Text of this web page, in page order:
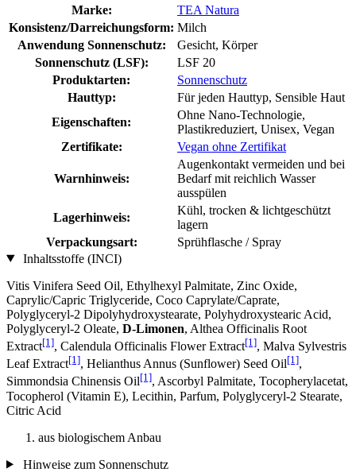
Marke:
TEA Natura
Konsistenz/Darreichungsform: Milch
Anwendung Sonnenschutz:
Gesicht, Körper
Sonnenschutz (LSF):
LSF 20
Produktarten:
Sonnenschutz
Hauttyp:
Für jeden Hauttyp, Sensible Haut
Eigenschaften:
Ohne Nano-Technologie,
Plastikreduziert, Unisex, Vegan
Zertifikate:
Vegan ohne Zertifikat
Warnhinweis:
Augenkontakt vermeiden und bei
Bedarf mit reichlich Wasser
ausspülen
Lagerhinweis:
Kühl, trocken & lichtgeschützt
lagern
Verpackungsart:
Sprühflasche / Spray
Inhaltsstoffe (INCI)
Vitis Vinifera Seed Oil, Ethylhexyl Palmitate, Zinc Oxide,
Caprylic/Capric Triglyceride, Coco Caprylate/Caprate,
Polyglyceryl-2 Dipolyhydroxystearate, Polyhydroxystearic Acid,
Polyglyceryl-2 Oleate, D-Limonen, Althea Officinalis Root
Extract[1], Calendula Officinalis Flower Extract[1], Malva Sylvestris
Leaf Extract[1], Helianthus Annus (Sunflower) Seed Oil[1],
Simmondsia Chinensis Oil[1], Ascorbyl Palmitate, Tocopherylacetat,
Tocopherol (Vitamin E), Lecithin, Parfum, Polyglyceryl-2 Stearate,
Citric Acid
aus biologischem Anbau
Hinweise zum Sonnenschutz